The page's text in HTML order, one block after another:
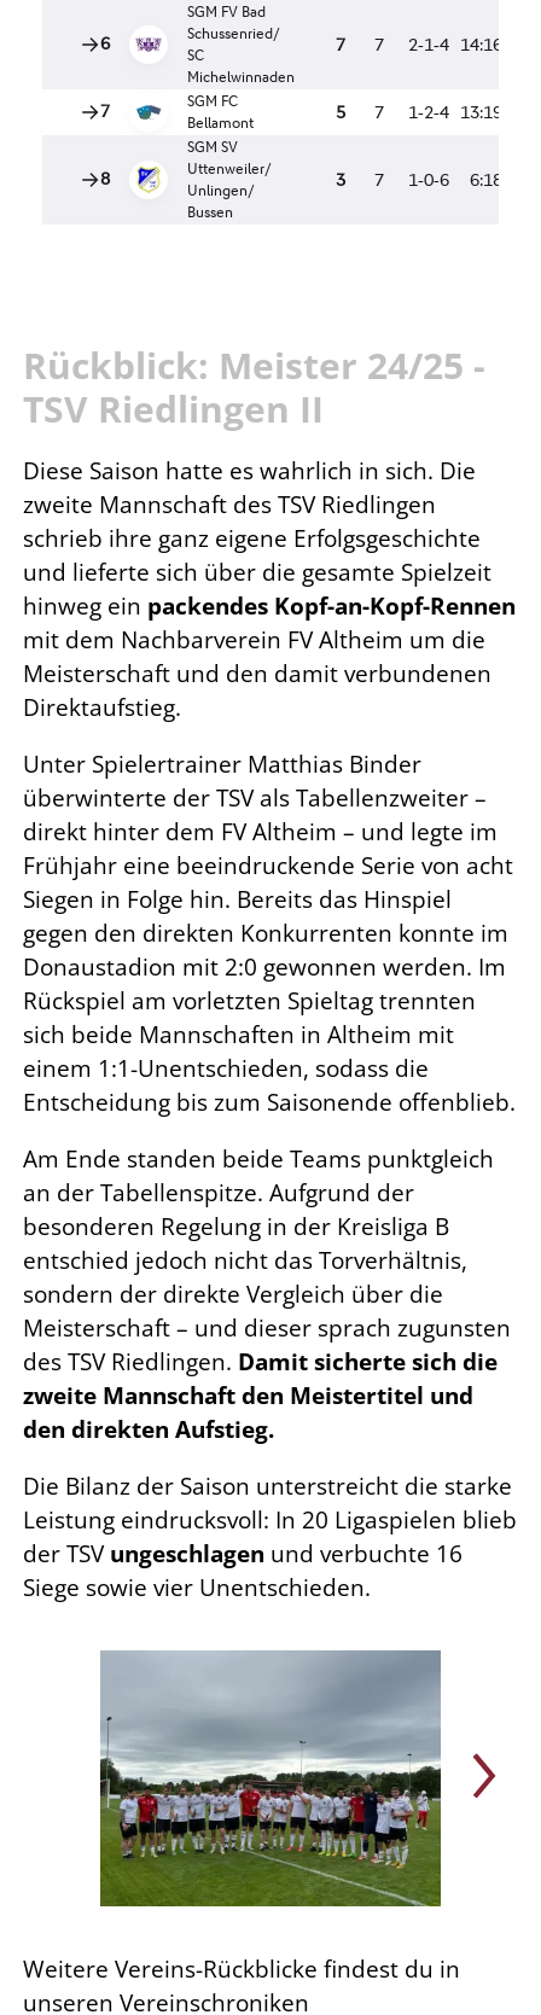
Rückblick: Meister 24/25 -
TSV Riedlingen II
Diese Saison hatte es wahrlich in sich. Die
zweite Mannschaft des TSV Riedlingen
schrieb ihre ganz eigene Erfolgsgeschichte
und lieferte sich über die gesamte Spielzeit
hinweg ein packendes Kopf-an-Kopf-Rennen
mit dem Nachbarverein FV Altheim um die
Meisterschaft und den damit verbundenen
Direktaufstieg.
Unter Spielertrainer Matthias Binder
überwinterte der TSV als Tabellenzweiter –
direkt hinter dem FV Altheim – und legte im
Frühjahr eine beeindruckende Serie von acht
Siegen in Folge hin. Bereits das Hinspiel
gegen den direkten Konkurrenten konnte im
Donaustadion mit 2:0 gewonnen werden. Im
Rückspiel am vorletzten Spieltag trennten
sich beide Mannschaften in Altheim mit
einem 1:1-Unentschieden, sodass die
Entscheidung bis zum Saisonende offenblieb.
Am Ende standen beide Teams punktgleich
an der Tabellenspitze. Aufgrund der
besonderen Regelung in der Kreisliga B
entschied jedoch nicht das Torverhältnis,
sondern der direkte Vergleich über die
Meisterschaft – und dieser sprach zugunsten
des TSV Riedlingen. Damit sicherte sich die
zweite Mannschaft den Meistertitel und
den direkten Aufstieg.
Die Bilanz der Saison unterstreicht die starke
Leistung eindrucksvoll: In 20 Ligaspielen blieb
der TSVungeschlagen und verbuchte 16
Siege sowie vier Unentschieden.
Weitere Vereins-Rückblicke findest du in
unseren Vereinschroniken